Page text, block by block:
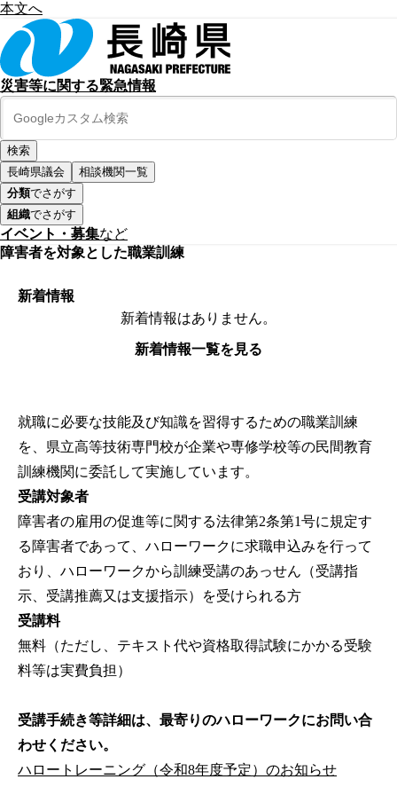
本文へ
災害等に関する緊急情報
長崎県議会
相談機関一覧
分類でさがす
組織でさがす
イベント・募集など
障害者を対象とした職業訓練
新着情報
新着情報はありません。
新着情報一覧を見る
就職に必要な技能及び知識を習得するための職業訓練
を、県立高等技術専門校が企業や専修学校等の民間教育
訓練機関に委託して実施しています。
受講対象者
障害者の雇用の促進等に関する法律第2条第1号に規定す
る障害者であって、ハローワークに求職申込みを行って
おり、ハローワークから訓練受講のあっせん（受講指
示、受講推薦又は支援指示）を受けられる方
受講料
無料（ただし、テキスト代や資格取得試験にかかる受験
料等は実費負担）
受講手続き等詳細は、最寄りのハローワークにお問い合
わせください。
ハロートレーニング（令和8年度予定）のお知らせ